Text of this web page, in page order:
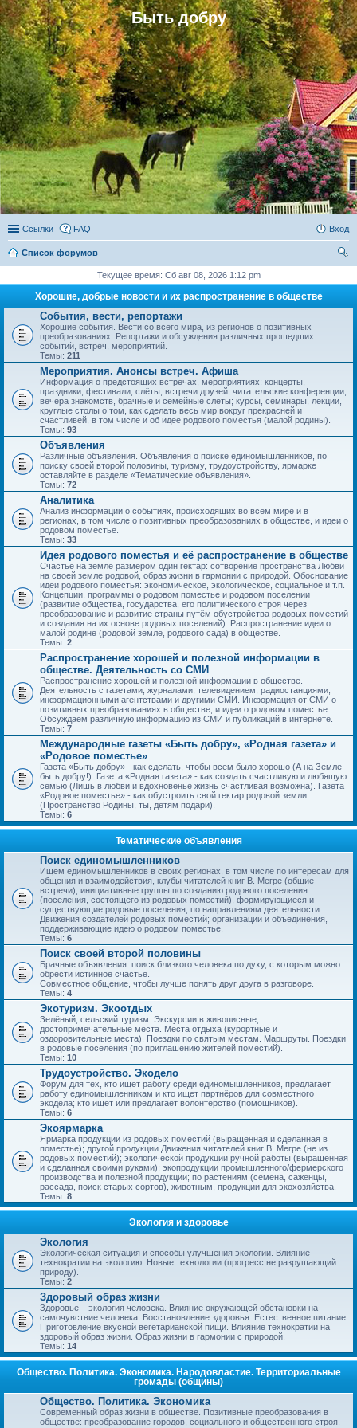
Быть добру
Ссылки FAQ Вход
Список форумов
Текущее время: Сб авг 08, 2026 1:12 pm
Хорошие, добрые новости и их распространение в обществе
События, вести, репортажи
Хорошие события. Вести со всего мира, из регионов о позитивных
преобразованиях. Репортажи и обсуждения различных прошедших
событий, встреч, мероприятий.
Темы: 211
Мероприятия. Анонсы встреч. Афиша
Информация о предстоящих встречах, мероприятиях: концерты,
праздники, фестивали, слёты, встречи друзей, читательские конференции,
вечера знакомств, брачные и семейные слёты; курсы, семинары, лекции,
круглые столы о том, как сделать весь мир вокруг прекрасней и
счастливей, в том числе и об идее родового поместья (малой родины).
Темы: 93
Объявления
Различные объявления. Объявления о поиске единомышленников, по
поиску своей второй половины, туризму, трудоустройству, ярмарке
оставляйте в разделе «Тематические объявления».
Темы: 72
Аналитика
Анализ информации о событиях, происходящих во всём мире и в
регионах, в том числе о позитивных преобразованиях в обществе, и идеи о
родовом поместье.
Темы: 33
Идея родового поместья и её распространение в обществе
Счастье на земле размером один гектар: сотворение пространства Любви
на своей земле родовой, образ жизни в гармонии с природой. Обоснование
идеи родового поместья: экономическое, экологическое, социальное и т.п.
Концепции, программы о родовом поместье и родовом поселении
(развитие общества, государства, его политического строя через
преобразование и развитие страны путём обустройства родовых поместий
и создания на их основе родовых поселений). Распространение идеи о
малой родине (родовой земле, родового сада) в обществе.
Темы: 2
Распространение хорошей и полезной информации в
обществе. Деятельность со СМИ
Распространение хорошей и полезной информации в обществе.
Деятельность с газетами, журналами, телевидением, радиостанциями,
информационными агентствами и другими СМИ. Информация от СМИ о
позитивных преобразованиях в обществе, и идеи о родовом поместье.
Обсуждаем различную информацию из СМИ и публикаций в интернете.
Темы: 7
Международные газеты «Быть добру», «Родная газета» и
«Родовое поместье»
Газета «Быть добру» - как сделать, чтобы всем было хорошо (А на Земле
быть добру!). Газета «Родная газета» - как создать счастливую и любящую
семью (Лишь в любви и вдохновенье жизнь счастливая возможна). Газета
«Родовое поместье» - как обустроить свой гектар родовой земли
(Пространство Родины, ты, детям подари).
Темы: 6
Тематические объявления
Поиск единомышленников
Ищем единомышленников в своих регионах, в том числе по интересам для
общения и взаимодействия, клубы читателей книг В. Мегре (общие
встречи), инициативные группы по созданию родового поселения
(поселения, состоящего из родовых поместий), формирующиеся и
существующие родовые поселения, по направлениям деятельности
Движения создателей родовых поместий; организации и объединения,
поддерживающие идею о родовом поместье.
Темы: 6
Поиск своей второй половины
Брачные объявления: поиск близкого человека по духу, с которым можно
обрести истинное счастье.
Совместное общение, чтобы лучше понять друг друга в разговоре.
Темы: 4
Экотуризм. Экоотдых
Зелёный, сельский туризм. Экскурсии в живописные,
достопримечательные места. Места отдыха (курортные и
оздоровительные места). Поездки по святым местам. Маршруты. Поездки
в родовые поселения (по приглашению жителей поместий).
Темы: 10
Трудоустройство. Экодело
Форум для тех, кто ищет работу среди единомышленников, предлагает
работу единомышленникам и кто ищет партнёров для совместного
экодела; кто ищет или предлагает волонтёрство (помощников).
Темы: 6
Экоярмарка
Ярмарка продукции из родовых поместий (выращенная и сделанная в
поместье); другой продукции Движения читателей книг В. Мегре (не из
родовых поместий); экологической продукции ручной работы (выращенная
и сделанная своими руками); экопродукции промышленного/фермерского
производства и полезной продукции; по растениям (семена, саженцы,
рассада, поиск старых сортов), животным, продукции для экохозяйства.
Темы: 8
Экология и здоровье
Экология
Экологическая ситуация и способы улучшения экологии. Влияние
технократии на экологию. Новые технологии (прогресс не разрушающий
природу).
Темы: 2
Здоровый образ жизни
Здоровье – экология человека. Влияние окружающей обстановки на
самочувствие человека. Восстановление здоровья. Естественное питание.
Приготовление вкусной вегетарианской пищи. Влияние технократии на
здоровый образ жизни. Образ жизни в гармонии с природой.
Темы: 14
Общество. Политика. Экономика. Народовластие. Территориальные
громады (общины)
Общество. Политика. Экономика
Современный образ жизни в обществе. Позитивные преобразования в
обществе: преобразование городов, социального и общественного строя.